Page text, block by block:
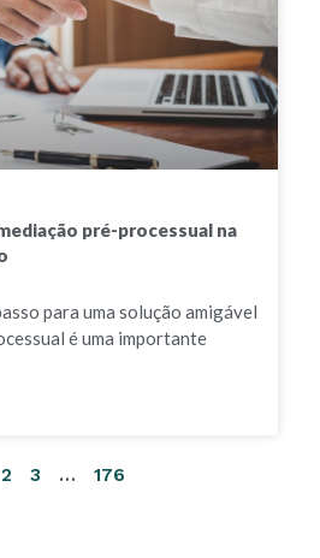
pré-processual na
para uma solução amigável
é uma importante
2 3 … 176